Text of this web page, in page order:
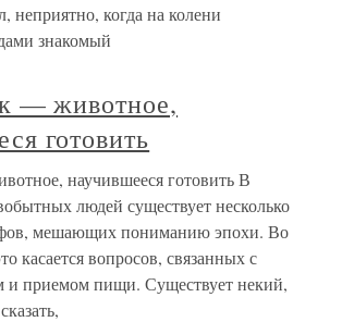
неприятно, когда на колени
знакомый
— животное,
готовить
научившееся готовить В
людей существует несколько
мешающих пониманию эпохи. Во
касается вопросов, связанных с
и приемом пищи. Существует некий,